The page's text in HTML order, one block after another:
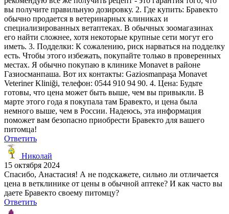
вы получите правильную дозировку. 2. Где купить: Бравекто
обычно продается в ветеринарных клиниках и
специализированных ветаптеках. В обычных зоомагазинах
его найти сложнее, хотя некоторые крупные сети могут его
иметь. 3. Подделки: К сожалению, риск нарваться на подделку
есть. Чтобы этого избежать, покупайте только в проверенных
местах. Я обычно покупаю в клинике Monavet в районе
Газиосманпаша. Вот их контакты: Gaziosmanpaşa Monavet
Veteriner Kliniği, телефон: 0544 910 94 90. 4. Цена: Будьте
готовы, что цена может быть выше, чем вы привыкли. В
марте этого года я покупала там Бравекто, и цена была
немного выше, чем в России. Надеюсь, эта информация
поможет вам безопасно приобрести Бравекто для вашего
питомца!
Ответить
Николай
15 октября 2024
Спасибо, Анастасия! А не подскажете, сильно ли отличается
цена в ветклинике от цены в обычной аптеке? И как часто вы
даете Бравекто своему питомцу?
Ответить